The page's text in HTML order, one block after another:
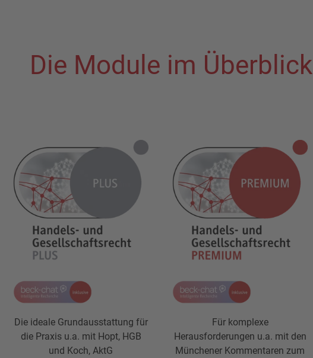
Die Module im Überblick
Die ideale Grundausstattung für
die Praxis u.a. mit Hopt, HGB
und Koch, AktG
Für komplexe
Herausforderungen u.a. mit den
Münchener Kommentaren zum